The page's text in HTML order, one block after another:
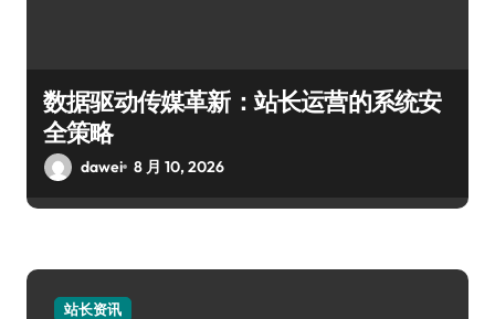
数据驱动传媒革新：站长运营的系统安
全策略
dawei 8 月 10, 2026
站长资讯